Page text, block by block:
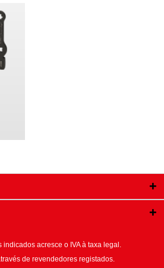
indicados acresce o IVA à taxa legal.
de revendedores registados.